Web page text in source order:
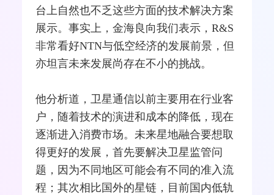
台上自然也不乏这些方面的技术解决方案
展示。事实上，金海良向我们表示，R&S
非常看好NTN与低空经济的发展前景，但
亦坦言未来发展尚存在不小的挑战。
他分析道，卫星通信以前主要用在行业客
户，随着技术的演进和成本的降低，现在
逐渐进入消费市场。未来星地融合要想取
得更好的发展，首先要解决卫星监管问
题，因为不同地区可能会有不同的准入流
程；其次相比国外的星链，目前国内低轨